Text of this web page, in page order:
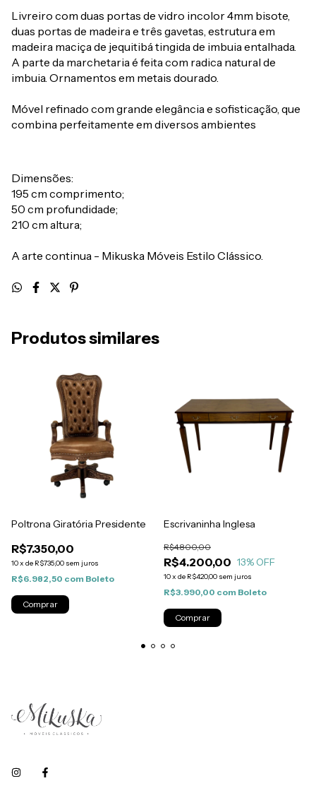
Livreiro com duas portas de vidro incolor 4mm bisote,
duas portas de madeira e três gavetas, estrutura em
madeira maciça de jequitibá tingida de imbuia entalhada.
A parte da marchetaria é feita com radica natural de
imbuia. Ornamentos em metais dourado.
Móvel refinado com grande elegância e sofisticação, que
combina perfeitamente em diversos ambientes
Dimensões:
195 cm comprimento;
50 cm profundidade;
210 cm altura;
A arte continua - Mikuska Móveis Estilo Clássico.
Produtos similares
Poltrona Giratória Presidente
R$7.350,00
10x de R$735,00 sem juros
R$6.982,50 com Boleto
Escrivaninha Inglesa
R$4.200,00
R$4.800,00
13% OFF
10x de R$420,00 sem juros
R$3.990,00 com Boleto